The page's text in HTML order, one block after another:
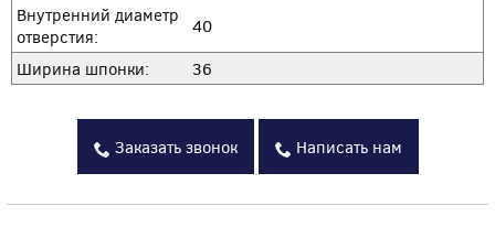
Внутренний диаметр
отверстия:
40
Ширина шпонки:
36
Заказать звонок Написать нам